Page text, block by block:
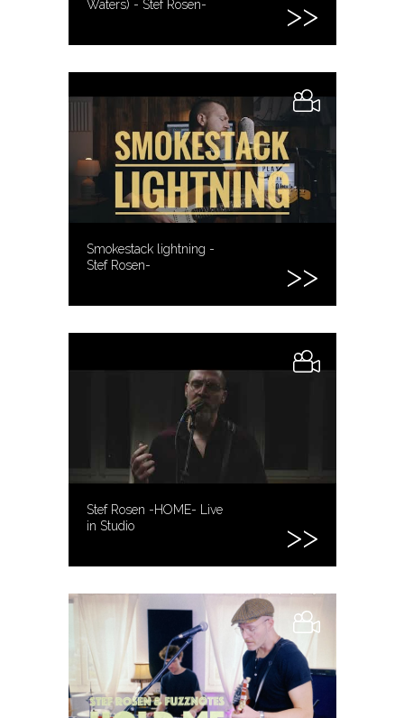
Waters) - Stef Rosen-
Smokestack lightning -
Stef Rosen-
Stef Rosen -HOME- Live
in Studio